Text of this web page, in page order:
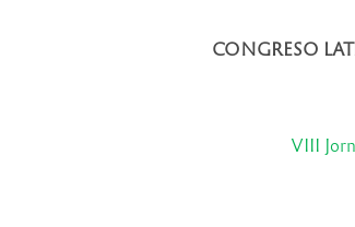
CONGRESO
VIII